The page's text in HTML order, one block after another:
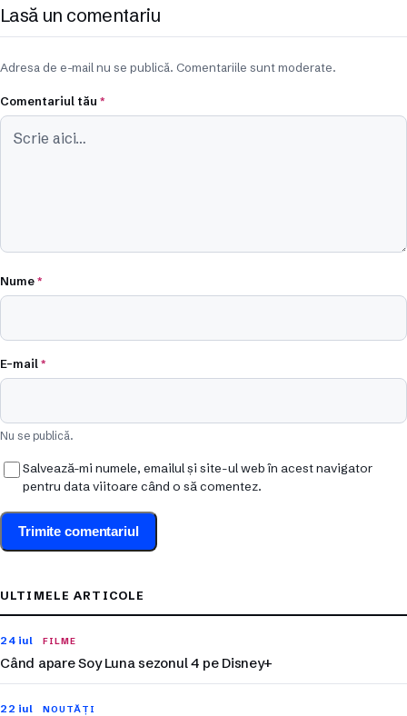
Lasă un comentariu
Adresa de e-mail nu se publică. Comentariile sunt moderate.
Comentariul tău *
Nume*
E-mail*
Nu se publică.
Salvează-mi numele, emailul și site-ul web în acest navigator
pentru data viitoare când o să comentez.
ULTIMELE ARTICOLE
24 iul FILME
Când apare Soy Luna sezonul 4 pe Disney+
22 iul NOUTĂȚI